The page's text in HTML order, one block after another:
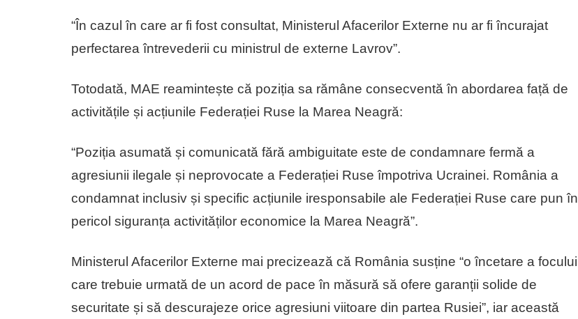
“În cazul în care ar fi fost consultat, Ministerul Afacerilor Externe nu ar fi încurajat
perfectarea întrevederii cu ministrul de externe Lavrov”.
Totodată, MAE reamintește că poziția sa rămâne consecventă în abordarea față de
activitățile și acțiunile Federației Ruse la Marea Neagră:
“Poziția asumată și comunicată fără ambiguitate este de condamnare fermă a
agresiunii ilegale și neprovocate a Federației Ruse împotriva Ucrainei. România a
condamnat inclusiv și specific acțiunile iresponsabile ale Federației Ruse care pun în
pericol siguranța activităților economice la Marea Neagră”.
Ministerul Afacerilor Externe mai precizează că România susține “o încetare a focului
care trebuie urmată de un acord de pace în măsură să ofere garanții solide de
securitate și să descurajeze orice agresiuni viitoare din partea Rusiei”, iar această